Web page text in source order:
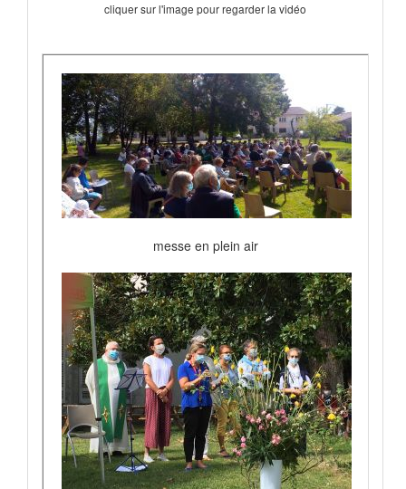
cliquer sur l'image pour regarder la vidéo
messe en plein air